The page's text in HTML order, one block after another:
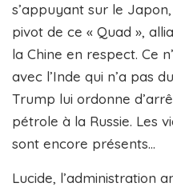
s’appuyant sur le
pivot de ce « Quad »,
la Chine en respect. Ce
avec l’Inde qui n’a pas
Trump lui ordonne
pétrole à la Russie. Les
sont encore présents…
Lucide, l’administration